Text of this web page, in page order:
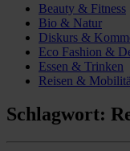
Beauty & Fitness
Bio & Natur
Diskurs &
Eco Fashion &
Essen & Trinken
Reisen &
Schlagwort: